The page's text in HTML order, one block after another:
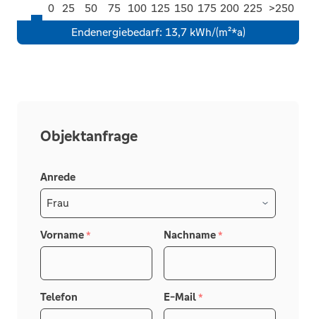
0 25 50 75 100 125 150 175 200 225 >250
Endenergiebedarf: 13,7 kWh/(m²*a)
Objektanfrage
Anrede
Vorname * Nachname *
Telefon E-Mail *